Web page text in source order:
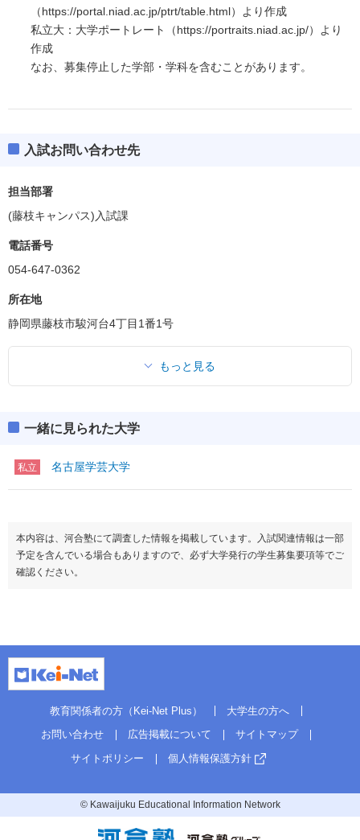
（https://portal.niad.ac.jp/ptrt/table.html）より作成
私立大：大学ポートレート（https://portraits.niad.ac.jp/）より
作成
なお、募集停止した学部・学科を含むことがあります。
入試お問い合わせ先
担当部署
(藤枝キャンパス)入試課
電話番号
054-647-0362
所在地
静岡県藤枝市駿河台4丁目1番1号
もっと見る
一緒に見られた大学
私立 名古屋学芸大学
本内容は、河合塾にて調査した情報を掲載しています。入試関連情報は一部
予定を含んでいる場合もありますので、必ず大学発行の学生募集要項等でご
確認ください。
教育関係者の方（Kei-Net Plus）
大学生の方へ
お問い合わせ
広告掲載について
サイトマップ
サイトポリシー
個人情報保護方針
© Kawaijuku Educational Information Network